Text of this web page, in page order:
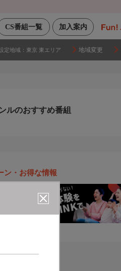
加入案内
CS番組一覧
定地域： 東京 東エリア 地域変更
ルのおすすめ番組
ン・お得な情報